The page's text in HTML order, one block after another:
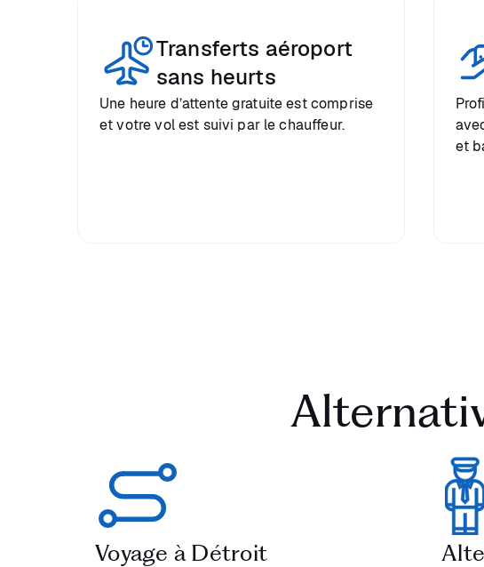
Transferts aéroport
sans heurts
Une heure d’attente gratuite est comprise
et votre vol est suivi par le chauffeur.
et
Voyage à Détroit